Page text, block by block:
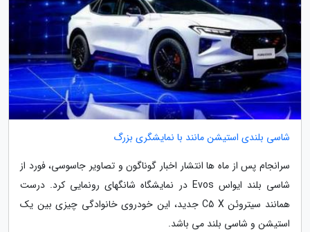
شاسی بلندی استیشن مانند با نمایشگری بزرگ
سرانجام پس از ماه ها انتشار اخبار گوناگون و تصاویر جاسوسی، فورد از
شاسی بلند ایواس Evos در نمایشگاه شانگهای رونمایی کرد. درست
همانند سیتروئن C5 X جدید، این خودروی خانوادگی چیزی بین یک
استیشن و شاسی بلند می باشد.